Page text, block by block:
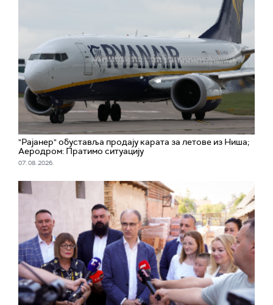
"Рајанер" обуставља продају карата за летове из Ниша;
Аеродром: Пратимо ситуацију
07. 08. 2026.